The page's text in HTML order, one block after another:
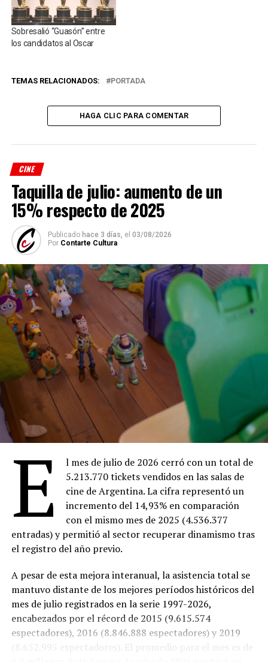
Sobresalió “Guasón” entre
los candidatos al Oscar
TEMAS RELACIONADOS: PORTADA
HAGA CLIC PARA COMENTAR
CINE
Taquilla de julio: aumento de un
15% respecto de 2025
Publicado hace 3 días, el 03/08/2026
Por Contarte Cultura
E
l mes de julio de 2026 cerró con un total de
5.213.770 tickets vendidos en las salas de
cine de Argentina. La cifra representó un
incremento del 14,93% en comparación
con el mismo mes de 2025 (4.536.377
entradas) y permitió al sector recuperar dinamismo tras
el registro del año previo.
A pesar de esta mejora interanual, la asistencia total se
mantuvo distante de los mejores períodos históricos del
mes de julio registrados en la serie 1997-2026,
encabezados por el récord de 2015 (9.615.574
espectadores), 2016 (8.846.888 espectadores) y 2019
(8.652.995 espectadores). El promedio para el mes es de